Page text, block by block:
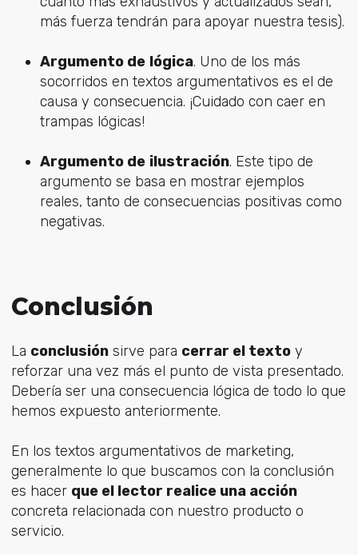
más fuerza tendrán para apoyar nuestra tesis).
Argumento de lógica. Uno de los más
socorridos en textos argumentativos es el de
causa y consecuencia. ¡Cuidado con caer en
trampas lógicas!
Argumento de ilustración. Este tipo de
argumento se basa en mostrar ejemplos
reales, tanto de consecuencias positivas como
negativas.
Conclusión
La conclusiónsirve para cerrar el textoy
reforzar una vez más el punto de vista presentado.
Debería ser una consecuencia lógica de todo lo que
hemos expuesto anteriormente.
En los textos argumentativos de marketing,
generalmente lo que buscamos con la conclusión
es hacer que el lector realice una acción
concreta relacionada con nuestro producto o
servicio.